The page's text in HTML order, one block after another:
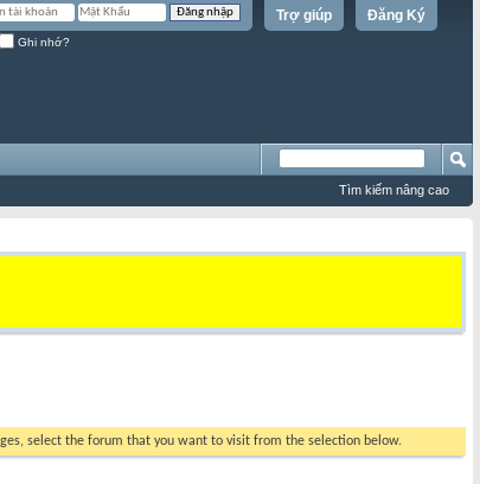
Đăng Ký
Trợ giúp
Ghi nhớ?
Tìm kiếm nâng cao
select the forum that you want to visit from the selection below.